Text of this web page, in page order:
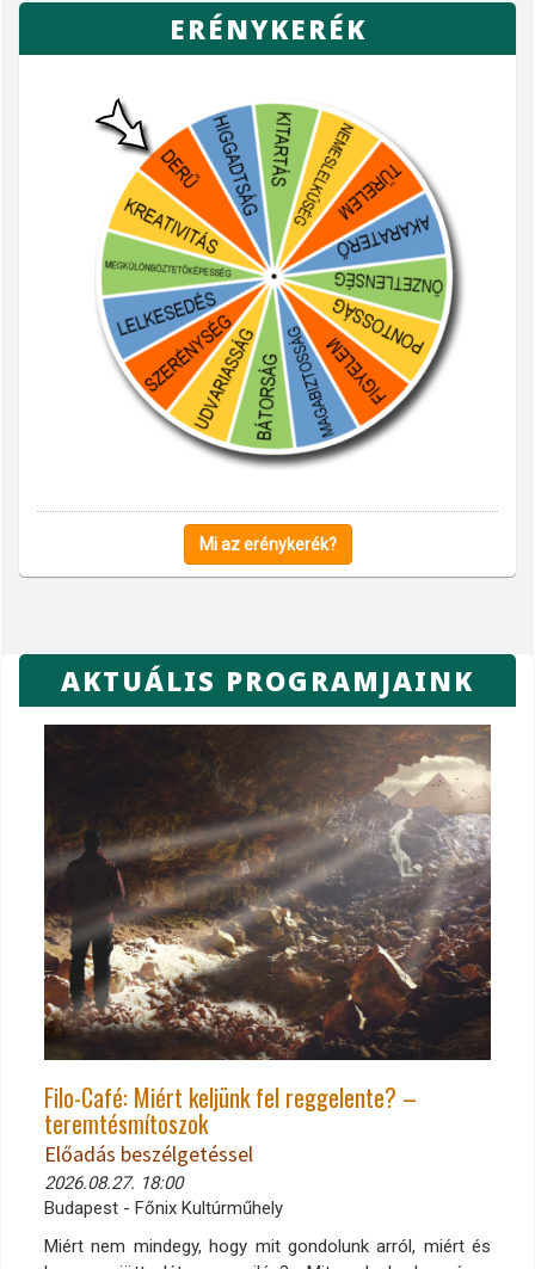
ERÉNYKERÉK
Mi az erénykerék?
AKTUÁLIS PROGRAMJAINK
Filo-Café: Miért keljünk fel reggelente? –
teremtésmítoszok
Előadás beszélgetéssel
2026.08.27. 18:00
Budapest - Főnix Kultúrműhely
Miért nem mindegy, hogy mit gondolunk arról, miért és